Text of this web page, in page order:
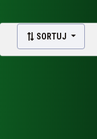
SORTUJ